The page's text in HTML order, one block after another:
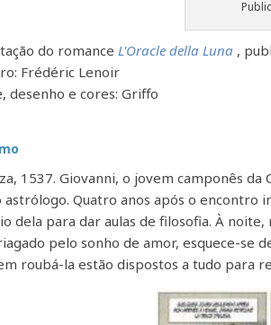
do romance L'Oracle della Luna ,
Frédéric Lenoir
desenho e cores: Griffo
1537. Giovanni, o jovem camponês
astrólogo. Quatro anos após o encontro
dela para dar aulas de filosofia. À
pelo sonho de amor, esquece-se
roubá-la estão dispostos a tudo para